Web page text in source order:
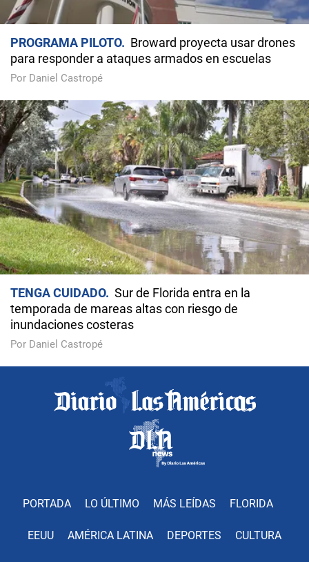
PROGRAMA PILOTO
Broward proyecta usar drones
para responder a ataques armados en escuelas
Por Daniel Castropé
TENGA CUIDADO
Sur de Florida entra en la
temporada de mareas altas con riesgo de
inundaciones costeras
Por Daniel Castropé
PORTADA LO ÚLTIMO MÁS LEÍDAS FLORIDA
EEUU AMÉRICA LATINA DEPORTES CULTURA